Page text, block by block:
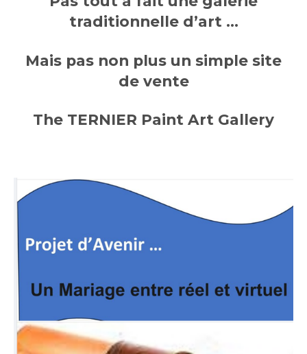
traditionnelle d’art …
Mais pas non plus un simple site
de vente
The TERNIER Paint Art Gallery